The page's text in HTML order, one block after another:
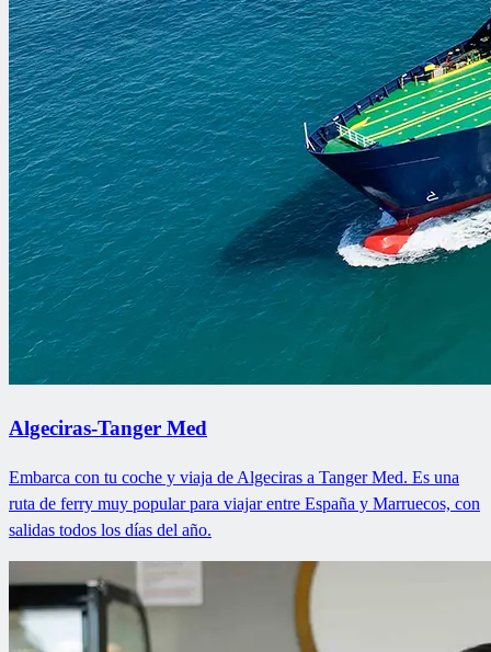
Algeciras-Tanger Med
Embarca con tu coche y viaja de Algeciras a Tanger Med. Es una
ruta de ferry muy popular para viajar entre España y Marruecos, con
salidas todos los días del año.